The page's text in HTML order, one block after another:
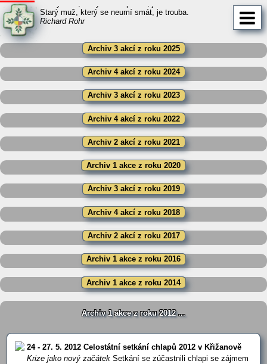
Starý muž, který se neumí smát, je trouba.
Richard Rohr
Archiv 3 akcí z roku 2025
Archiv 4 akcí z roku 2024
Archiv 3 akcí z roku 2023
Archiv 4 akcí z roku 2022
Archiv 2 akcí z roku 2021
Archiv 1 akce z roku 2020
Archiv 3 akcí z roku 2019
Archiv 4 akcí z roku 2018
Archiv 2 akcí z roku 2017
Archiv 1 akce z roku 2016
Archiv 1 akce z roku 2014
Archiv 1 akce z roku 2012 ...
24 - 27. 5. 2012 Celostátní setkání chlapů 2012 v Křižanově
Krize jako nový začátekSetkání se zúčastnili chlapi se zájmem